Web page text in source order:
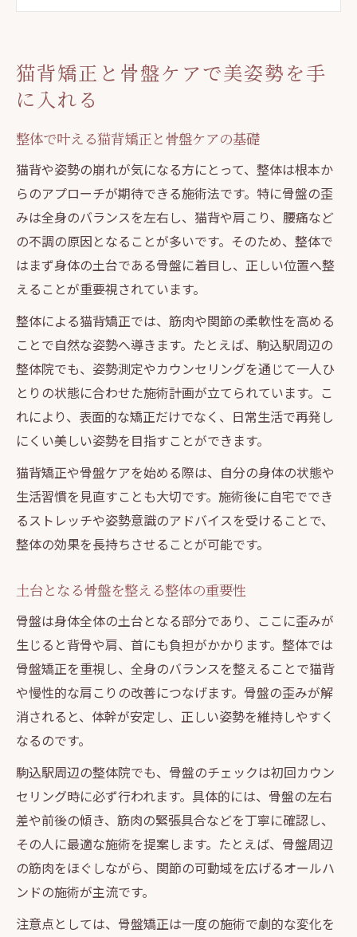
整体を活用した猫背改善の新常識とは
整体による猫背改善の最新アプローチとは
法
カイロプラクティックとの違いを整体で実
感
整体で得られる猫背矯正の持続効果を解説
整体院選びに役立つ猫背矯正の専門性と実
績
骨盤の歪みが姿勢にもたらす影響を徹底解説
骨盤の歪みが整体で改善される理由とは
整体施術が姿勢バランスに与える具体的効
果
骨盤矯正と猫背対策を両立する整体の魅力
整体を通じた長期的な骨盤ケアの重要ポイ
ント
肩こりや腰痛を整体で根本から解消する方
法
デスクワーク女性が注目する整体の魅力
デスクワーク女性必見の整体と骨盤矯正
整体で猫背改善を叶える働く女性の選択肢
整体がデスクワークの体の負担を軽減する
理由
骨盤矯正で美しさと健康を両立する整体法
整体で叶える肩こり腰痛の根本ケア術
整体選びに迷ったら知っておきたい基礎知識
信頼できる整体院の選び方と見極めポイン
ト
骨盤矯正と猫背矯正に強い整体院の特徴
整体と整骨院の違いと選択基準を解説
整体の施術方法や効果的な通い方のコツ
整体でよくある疑問とその正しい知識
猫背は整体で何回通えば変わる？具体的な目安
を伝授
猫背矯正と骨盤ケアで美姿勢を手
に入れる
整体で叶える猫背矯正と骨盤ケアの基礎
猫背や姿勢の崩れが気になる方にとって、整体は根本か
らのアプローチが期待できる施術法です。特に骨盤の歪
みは全身のバランスを左右し、猫背や肩こり、腰痛など
の不調の原因となることが多いです。そのため、整体で
はまず身体の土台である骨盤に着目し、正しい位置へ整
えることが重要視されています。
整体による猫背矯正では、筋肉や関節の柔軟性を高める
ことで自然な姿勢へ導きます。たとえば、駒込駅周辺の
整体院でも、姿勢測定やカウンセリングを通じて一人ひ
とりの状態に合わせた施術計画が立てられています。こ
れにより、表面的な矯正だけでなく、日常生活で再発し
にくい美しい姿勢を目指すことができます。
猫背矯正や骨盤ケアを始める際は、自分の身体の状態や
生活習慣を見直すことも大切です。施術後に自宅ででき
るストレッチや姿勢意識のアドバイスを受けることで、
整体の効果を長持ちさせることが可能です。
土台となる骨盤を整える整体の重要性
骨盤は身体全体の土台となる部分であり、ここに歪みが
生じると背骨や肩、首にも負担がかかります。整体では
骨盤矯正を重視し、全身のバランスを整えることで猫背
や慢性的な肩こりの改善につなげます。骨盤の歪みが解
消されると、体幹が安定し、正しい姿勢を維持しやすく
なるのです。
駒込駅周辺の整体院でも、骨盤のチェックは初回カウン
セリング時に必ず行われます。具体的には、骨盤の左右
差や前後の傾き、筋肉の緊張具合などを丁寧に確認し、
その人に最適な施術を提案します。たとえば、骨盤周辺
の筋肉をほぐしながら、関節の可動域を広げるオールハ
ンドの施術が主流です。
注意点としては、骨盤矯正は一度の施術で劇的な変化を